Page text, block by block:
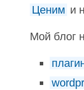
Ценим и
Мой блог